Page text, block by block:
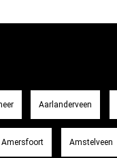
Aarlanderveen
Amersfoort Amstelveen